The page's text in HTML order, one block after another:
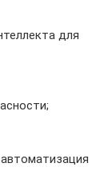
для